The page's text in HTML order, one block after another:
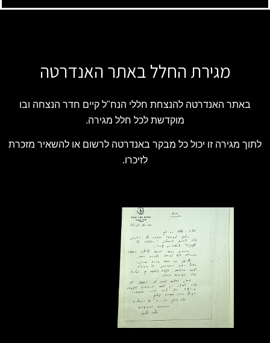
מגירת החלל באתר האנדרטה
באתר האנדרטה להנצחת חללי הנח"ל קיים חדר הנצחה ובו
מוקדשת לכל חלל מגירה.
לתוך מגירה זו יכול כל מבקר באנדרטה לרשום או להשאיר מזכרת
לזיכרו.